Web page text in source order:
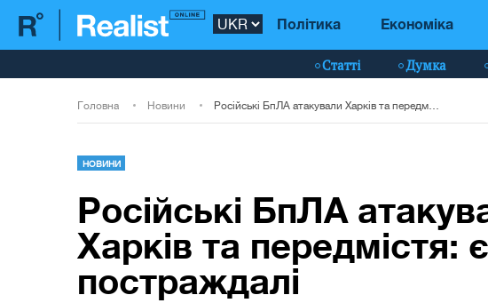
Політика Економіка
Статті Думка
Головна Новини
НОВИНИ
Російські БпЛА
Харків та передмістя: є
постраждалі